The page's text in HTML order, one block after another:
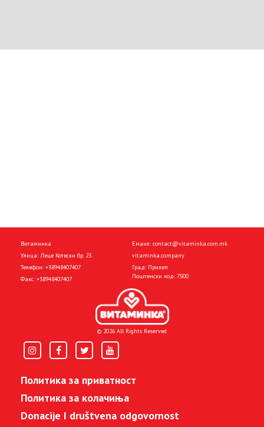
Витаминка
Улица: Леце Котески бр. 23
Телефон: +38948407407
Факс: +38948407407
Емаил: contact@vitaminka.com.mk
vitaminka.company
Град: Прилеп
Поштенски код: 7500
© 2026 All Rights Reserved
Политика за приватност
Политика за колачиња
Donacije I društvena odgovornost